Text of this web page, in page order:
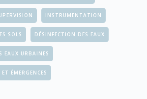
INSTRUMENTATION
SOLS DÉSINFECTION DES EAUX
EAUX URBAINES
ÉMERGENCES